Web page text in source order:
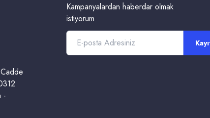
-
Kampanyalardan haberdar olmak
istiyorum